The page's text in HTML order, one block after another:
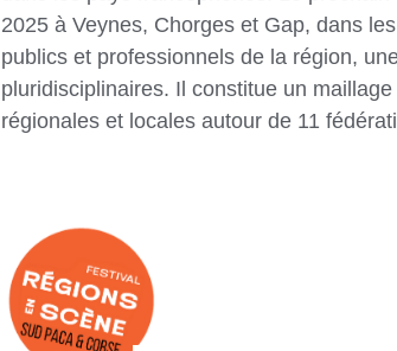
2025 à Veynes, Chorges et Gap, dans
publics et professionnels de la région,
pluridisciplinaires. Il constitue un
régionales et locales autour de 11